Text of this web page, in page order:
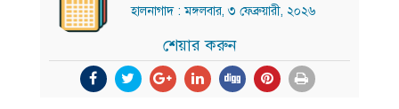
হালনাগাদ : মঙ্গলবার, ৩ ফেব্রুয়ারী, ২০২৬
শেয়ার করুন